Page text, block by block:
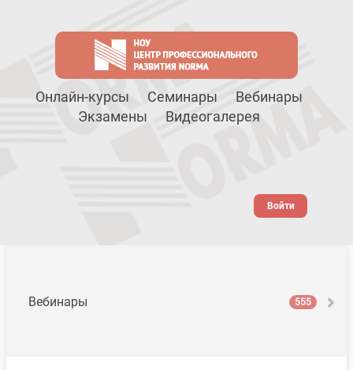
Онлайн-курсы Семинары
Вебинары
Экзамены
Видеогалерея
Войти
Вебинары 555